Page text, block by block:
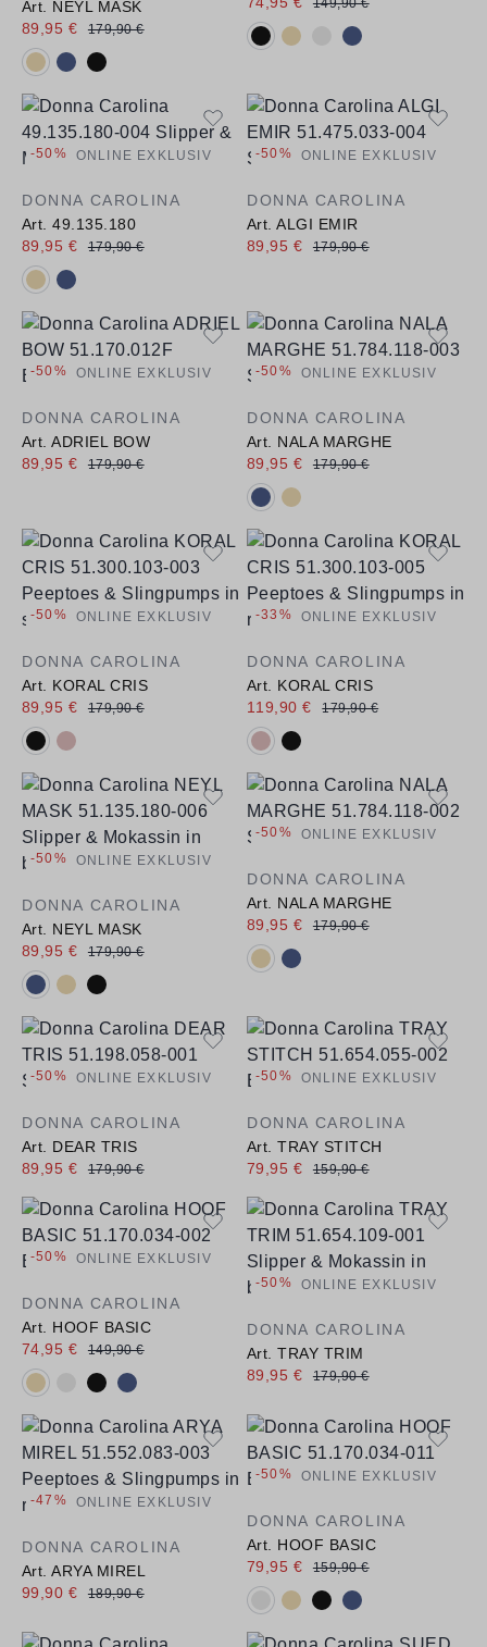
Art. NEYL MASK
89,95 €
179,90 €
Verfügbare Farbvarianten:
Verfügbare Farbvarianten:
-50% ONLINE EXKLUSIV
DONNA CAROLINA
Art. 49.135.180
89,95 €
179,90 €
Verfügbare Farbvarianten:
-50% ONLINE EXKLUSIV
DONNA CAROLINA
Art. ALGI EMIR
89,95 €
179,90 €
-50% ONLINE EXKLUSIV
DONNA CAROLINA
Art. ADRIEL BOW
89,95 €
179,90 €
-50% ONLINE EXKLUSIV
DONNA CAROLINA
Art. NALA MARGHE
89,95 €
179,90 €
Verfügbare Farbvarianten:
-50% ONLINE EXKLUSIV
DONNA CAROLINA
Art. KORAL CRIS
89,95 €
179,90 €
Verfügbare Farbvarianten:
-33% ONLINE EXKLUSIV
DONNA CAROLINA
Art. KORAL CRIS
119,90 €
179,90 €
Verfügbare Farbvarianten:
-50% ONLINE EXKLUSIV
DONNA CAROLINA
Art. NEYL MASK
89,95 €
179,90 €
Verfügbare Farbvarianten:
-50% ONLINE EXKLUSIV
DONNA CAROLINA
Art. NALA MARGHE
89,95 €
179,90 €
Verfügbare Farbvarianten:
-50% ONLINE EXKLUSIV
DONNA CAROLINA
Art. DEAR TRIS
89,95 €
179,90 €
-50% ONLINE EXKLUSIV
DONNA CAROLINA
Art. TRAY STITCH
79,95 €
159,90 €
-50% ONLINE EXKLUSIV
DONNA CAROLINA
Art. HOOF BASIC
74,95 €
149,90 €
Verfügbare Farbvarianten:
-50% ONLINE EXKLUSIV
DONNA CAROLINA
Art. TRAY TRIM
89,95 €
179,90 €
-47% ONLINE EXKLUSIV
DONNA CAROLINA
Art. ARYA MIREL
99,90 €
189,90 €
-50% ONLINE EXKLUSIV
DONNA CAROLINA
Art. HOOF BASIC
79,95 €
159,90 €
Verfügbare Farbvarianten: